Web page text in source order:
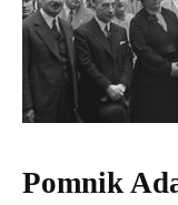
Pomnik